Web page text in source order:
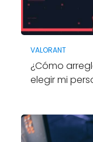
VALORANT
¿Cómo
elegir mi